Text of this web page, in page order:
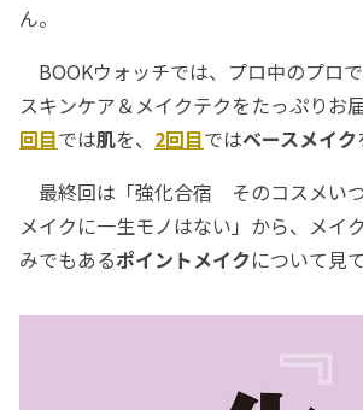
ん。
BOOKウォッチでは、プロ中のプロ
スキンケア＆メイクテクをたっぷりお
回目では肌を、 2回目ではベースメイク
最終回は「強化合宿 そのコスメい
メイクに一生モノはない」から、メイ
みでもあるポイントメイクについて見